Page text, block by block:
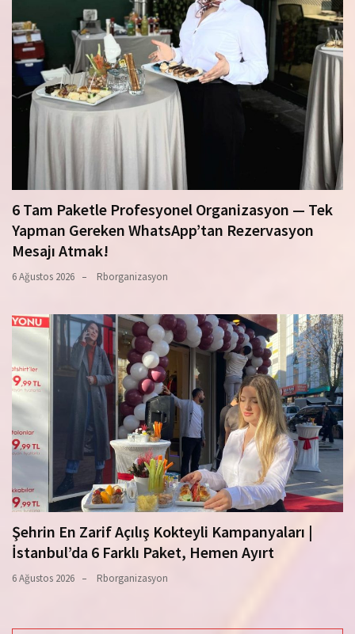
6 Tam Paketle Profesyonel Organizasyon — Tek
Yapman Gereken WhatsApp’tan Rezervasyon
Mesajı Atmak!
6 Ağustos 2026 Rborganizasyon
Şehrin En Zarif Açılış Kokteyli Kampanyaları |
İstanbul’da 6 Farklı Paket, Hemen Ayırt
6 Ağustos 2026 Rborganizasyon